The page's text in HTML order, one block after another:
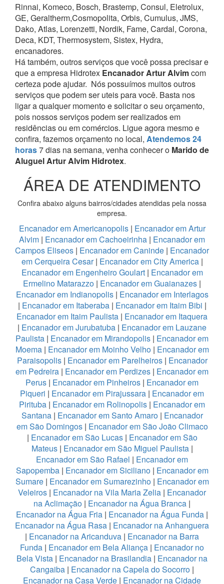
Rinnai, Komeco, Bosch, Brastemp, Consul, Eletrolux,
GE, Geraltherm,Cosmopolita, Orbis, Cumulus, JMS,
Dako, Atlas, Lorenzetti, Nordik, Fame, Cardal, Corona,
Deca, KDT, Thermosystem, Sistex, Hydra,
encanadores.
Há também, outros serviços que você possa precisar e
que a empresa Hidrotex Encanador Artur Alvimcom
certeza pode ajudar. Nós possuímos muitos outros
serviços que podem ser uteis para você. Basta nos
ligar a qualquer momento e solicitar o seu orçamento,
pois nossos serviços podem ser realizados em
residências ou em comércios. Ligue agora mesmo e
confira, fazemos orçamento no local, Atendemos 24
horas7 dias na semana, venha conhecer o Marido de
Aluguel Artur Alvim Hidrotex.
ÁREA DE ATENDIMENTO
Confira abaixo alguns bairros/cidades atendidas pela nossa
empresa.
Encanador em Americanopolis | Encanador em Artur
Alvim | Encanador em Cachoeirinha | Encanador em
Campos Eliseos | Encanador em Caninde | Encanador
em Cerqueira Cesar| Encanador em City America |
Encanador em Engenheiro Goulart | Encanador em
Ermelino Matarazzo | Encanador em Guaianazes |
Encanador em Indianopolis| Encanador em Interlagos
| Encanador em Itaberaba| Encanador em Itaim Bibi |
Encanador em Itaim Paulista | Encanador em Itaquera
| Encanador em Jurubatuba | Encanador em Lauzane
Paulista | Encanador em Mirandopolis | Encanador em
Moema| Encanador em Moinho Velho | Encanador em
Paraisopolis| Encanador em Parelheiros| Encanador
em Pedreira | Encanador em Perdizes | Encanador em
Perus | Encanador em Pinheiros | Encanador em
Piqueri | Encanador em Pirajussara | Encanador em
Pirituba | Encanador em Rolinopolis | Encanador em
Santana| Encanador em Santo Amaro| Encanador
em São Domingos| Encanador em São João Climaco
| Encanador em São Lucas| Encanador em São
Mateus | Encanador em São Miguel Paulista|
Encanador em São Rafael | Encanador em
Sapopemba | Encanador em Siciliano| Encanador em
Sumare| Encanador em Sumarezinho| Encanador em
Veleiros | Encanador na Vila Maria Zelia | Encanador
na Aclimação | Encanador na Água Branca |
Encanador na Água Fria | Encanador na Água Funda |
Encanador na Água Rasa | Encanador na Anhanguera
| Encanador na Aricanduva | Encanador na Barra
Funda | Encanador em Bela Aliança | Encanador no
Bela Vista | Encanador na Brasilandia | Encanador na
Cangaiba | Encanador na Capela do Socorro |
Encanador na Casa Verde | Encanador na Cidade